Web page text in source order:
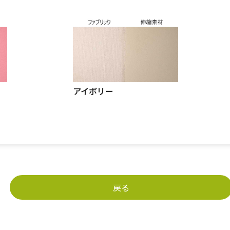
アイボリー
戻る